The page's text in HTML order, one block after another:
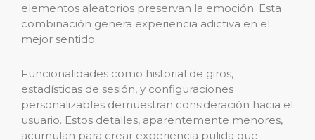
elementos aleatorios preservan la emoción. Esta
combinación genera experiencia adictiva en el
mejor sentido.
Funcionalidades como historial de giros,
estadísticas de sesión, y configuraciones
personalizables demuestran consideración hacia el
usuario. Estos detalles, aparentemente menores,
acumulan para crear experiencia pulida que